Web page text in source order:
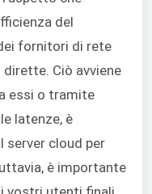
del
fornitori di rete
Ciò avviene
essi o tramite
latenze, è
server cloud per
è importante